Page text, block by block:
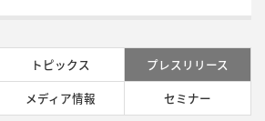
トピックス
プレスリリース
メディア情報 セミナー